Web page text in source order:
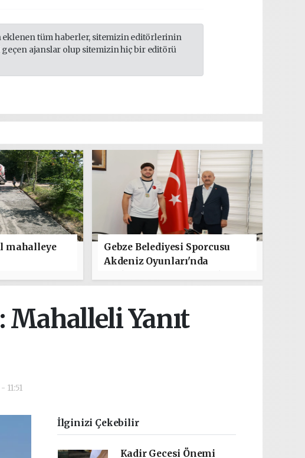
eklenen tüm haberler, sitemizin editörlerinin
ajanslar olup sitemizin hiç bir editörü
mahalleye
Gebze Belediyesi Sporcusu
Akdeniz Oyunları'nda
Mahalleli Yanıt
11:51
İlginizi Çekebilir
Kadir Gecesi Önemi